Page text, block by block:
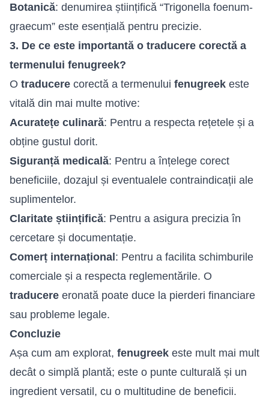
Botanică: denumirea științifică “Trigonella foenum-
graecum” este esențială pentru precizie.
3. De ce este importantă o traducere corectă a
termenului fenugreek?
O traducere corectă a termenului fenugreek este
vitală din mai multe motive:
Acuratețe culinară: Pentru a respecta rețetele și a
obține gustul dorit.
Siguranță medicală: Pentru a înțelege corect
beneficiile, dozajul și eventualele contraindicații ale
suplimentelor.
Claritate științifică: Pentru a asigura precizia în
cercetare și documentație.
Comerț internațional: Pentru a facilita schimburile
comerciale și a respecta reglementările. O
traducere eronată poate duce la pierderi financiare
sau probleme legale.
Concluzie
Așa cum am explorat, fenugreek este mult mai mult
decât o simplă plantă; este o punte culturală și un
ingredient versatil, cu o multitudine de beneficii.